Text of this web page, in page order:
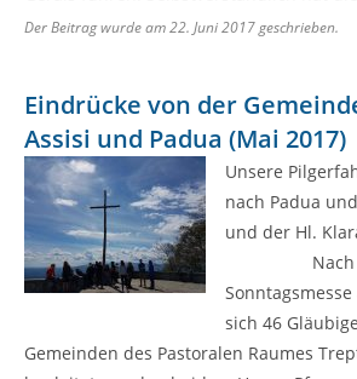
Der Beitrag wurde am22. Juni 2017geschrieben.
Eindrücke von der
Assisi und Padua (Mai 2017)
Unsere
nach Padua
und der Hl.
Nach
sich 46
Gemeinden des Pastoralen Raumes